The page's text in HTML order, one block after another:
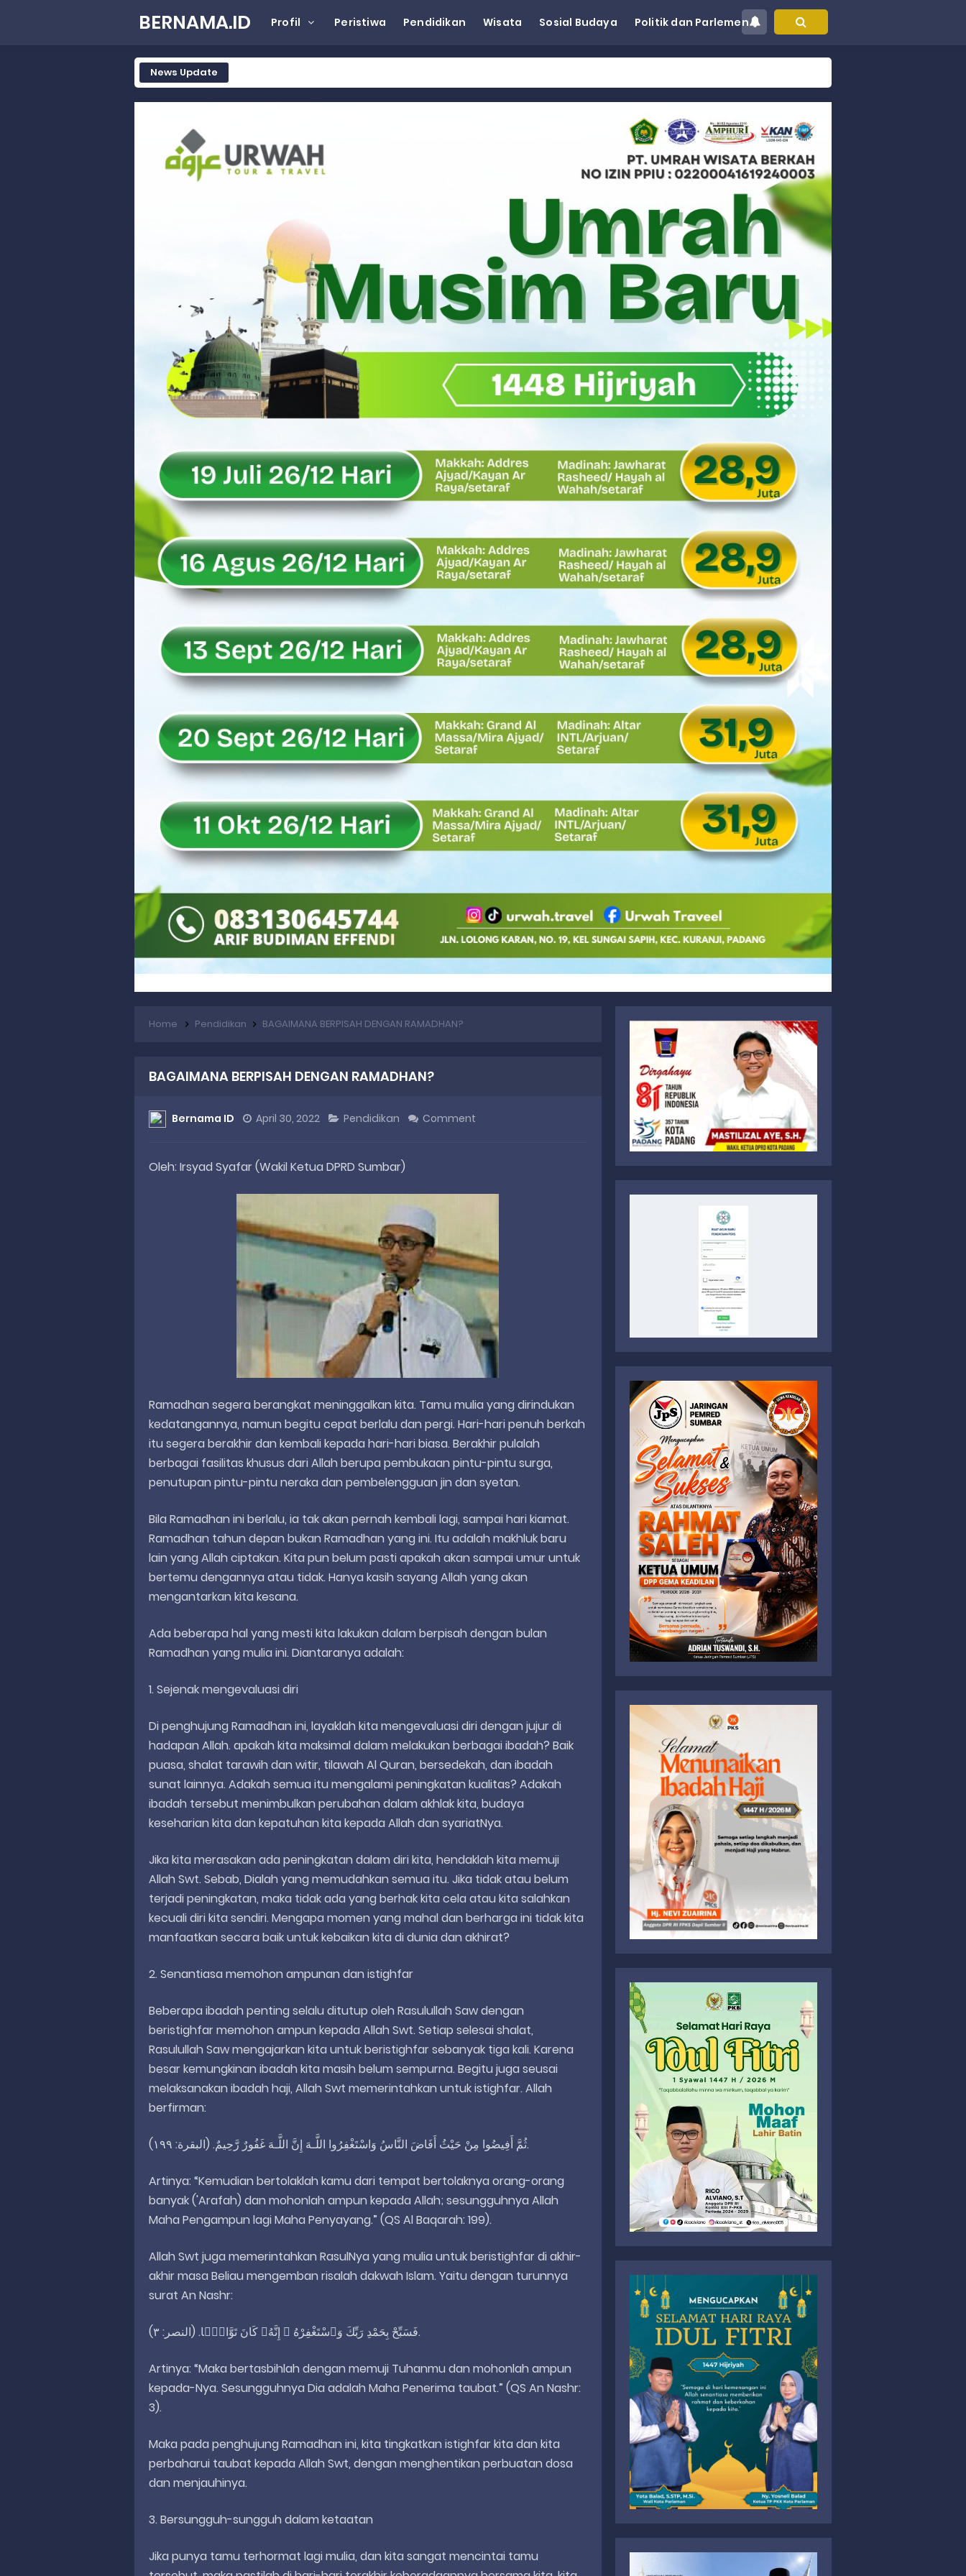
BERNAMA.ID Profil Peristiwa Pendidikan Wisata Sosial Budaya Politik dan Parlemen
News Update
Rahmat Saleh Komitmen Penguatan Kapasitas Dai dan Akademisi
Rahmat Saleh Resmikan Hunian Tetap KARTA untuk Korban Banjir Bandang di Sumbar
Wakili Gubernur Sumbar, Kabiro Kesra Hadiri dan Berikan Arahan pada MTQ Nasional ke-50 Tingkat Kec. Sungai Limau
RELIS KEJAKSAAN TINGGI SUMATERA BARAT
RELIS KEJAKSAAN TINGGI SUMATERA BARAT
RELIS KEJAKSAAN TINGGI SUMATERA BARAT
Peringati Hari Koperasi ke-79, Wagub Sumbar Dorong Koperasi Jadi Motor Penggerak Ekonomi Rakyat
Dilantik sebagai Ketua Umum Gema Keadilan, Rahmat Saleh Ajak Anak Muda Jadi Pemimpin Bangsa
Bangunan Liar di Atas Aset PT KAI Diduga Dibiarkan, Publik Pertanyakan Ketegasan Penegakan Hukum
Soal Isu Kejati Sumatera Barat Jemput Mahasiswa Paska Demo, Ini Bantahan Asintel Kejati Sumbar
Danrem 032/Wbr: Jadikan Pengabdian sebagai Ibadah kepada Tuhan Yang Maha Esa
Ini Penjelasan Kejaksaan Tinggi Sumatera Barat tentang Kasus Jembatan Sikabu Padang Pariaman
Rahmat Saleh Ingatkan Agrinas soal Defisit Operasional dan Pendapatan
Danrem 032/Wbr Kunjungi Kodim 0311/Pesisir Selatan, Apresiasi Dedikasi Prajurit Dukung Pembangunan Nasional
Sita Uang Tunai Rp 3 M terkait Kasus Dermaga Labuhan Bajau di Mentawai, Ini Penjelasan Tim Penyidik Kejaksaan Tinggi Sumbar
Rahmat Saleh Sebut Langkah Dony Oskaria Audit 750 BUMN Momentum Perbaikan Tata Kelola
Rahmat Saleh Puji Kinerja Dony Oskaria, Laba BUMN Meningkat dan Transformasi Berjalan Tanpa PHK Massal
DANREM 032/WIRABRAJA RESMIKAN JEMBATAN BAILEY DI NAGARI SALAREH AIA TIMUR, WUJUD NYATA KEPEDULIAN TNI UNTUK MASYARAKAT
Dialog Inspiratif di Agam, Legislator Nevi Zuairina Sampaikan Hal Ini
Danpusterad Resmi Tutup Program Bakti TNI AD Untuk Rakyat di Kabupaten Kepulauan Mentawai
Rahmat Saleh Nilai Penataan BUMN Perlu, Asalkan Layanan Publik Tetap Terjaga
Friday, 7 August
Home Pendidikan BAGAIMANA BERPISAH DENGAN RAMADHAN?
BAGAIMANA BERPISAH DENGAN RAMADHAN?
Bernama ID April 30, 2022 Pendidikan Comment
Oleh: Irsyad Syafar (Wakil Ketua DPRD Sumbar)
Ramadhan segera berangkat meninggalkan kita. Tamu mulia yang dirindukan
kedatangannya, namun begitu cepat berlalu dan pergi. Hari-hari penuh berkah
itu segera berakhir dan kembali kepada hari-hari biasa. Berakhir pulalah
berbagai fasilitas khusus dari Allah berupa pembukaan pintu-pintu surga,
penutupan pintu-pintu neraka dan pembelengguan jin dan syetan.
Bila Ramadhan ini berlalu, ia tak akan pernah kembali lagi, sampai hari kiamat.
Ramadhan tahun depan bukan Ramadhan yang ini. Itu adalah makhluk baru
lain yang Allah ciptakan. Kita pun belum pasti apakah akan sampai umur untuk
bertemu dengannya atau tidak. Hanya kasih sayang Allah yang akan
mengantarkan kita kesana.
Ada beberapa hal yang mesti kita lakukan dalam berpisah dengan bulan
Ramadhan yang mulia ini. Diantaranya adalah:
1. Sejenak mengevaluasi diri
Di penghujung Ramadhan ini, layaklah kita mengevaluasi diri dengan jujur di
hadapan Allah. apakah kita maksimal dalam melakukan berbagai ibadah? Baik
puasa, shalat tarawih dan witir, tilawah Al Quran, bersedekah, dan ibadah
sunat lainnya. Adakah semua itu mengalami peningkatan kualitas? Adakah
ibadah tersebut menimbulkan perubahan dalam akhlak kita, budaya
keseharian kita dan kepatuhan kita kepada Allah dan syariatNya.
Jika kita merasakan ada peningkatan dalam diri kita, hendaklah kita memuji
Allah Swt. Sebab, Dialah yang memudahkan semua itu. Jika tidak atau belum
terjadi peningkatan, maka tidak ada yang berhak kita cela atau kita salahkan
kecuali diri kita sendiri. Mengapa momen yang mahal dan berharga ini tidak kita
manfaatkan secara baik untuk kebaikan kita di dunia dan akhirat?
2. Senantiasa memohon ampunan dan istighfar
Beberapa ibadah penting selalu ditutup oleh Rasulullah Saw dengan
beristighfar memohon ampun kepada Allah Swt. Setiap selesai shalat,
Rasulullah Saw mengajarkan kita untuk beristighfar sebanyak tiga kali. Karena
besar kemungkinan ibadah kita masih belum sempurna. Begitu juga seusai
melaksanakan ibadah haji, Allah Swt memerintahkan untuk istighfar. Allah
berfirman:
ثُمَّ أَفِيضُوا مِنْ حَيْثُ أَفَاضَ النَّاسُ وَاسْتَغْفِرُوا اللَّـهَ إِنَّ اللَّـهَ غَفُورٌ رَّحِيمٌ. (البقرة: ١٩٩).
Artinya: “Kemudian bertolaklah kamu dari tempat bertolaknya orang-orang
banyak ('Arafah) dan mohonlah ampun kepada Allah; sesungguhnya Allah
Maha Pengampun lagi Maha Penyayang.” (QS Al Baqarah: 199).
Allah Swt juga memerintahkan RasulNya yang mulia untuk beristighfar di akhir-
akhir masa Beliau mengemban risalah dakwah Islam. Yaitu dengan turunnya
surat An Nashr:
فَسَبِّحْ بِحَمْدِ رَبِّكَ وَٱسْتَغْفِرْهُ ۚ إِنَّهُۥ كَانَ تَوَّابًۢا. (النصر: ٣).
Artinya: “Maka bertasbihlah dengan memuji Tuhanmu dan mohonlah ampun
kepada-Nya. Sesungguhnya Dia adalah Maha Penerima taubat.” (QS An Nashr:
3).
Maka pada penghujung Ramadhan ini, kita tingkatkan istighfar kita dan kita
perbaharui taubat kepada Allah Swt, dengan menghentikan perbuatan dosa
dan menjauhinya.
3. Bersungguh-sungguh dalam ketaatan
Jika punya tamu terhormat lagi mulia, dan kita sangat mencintai tamu